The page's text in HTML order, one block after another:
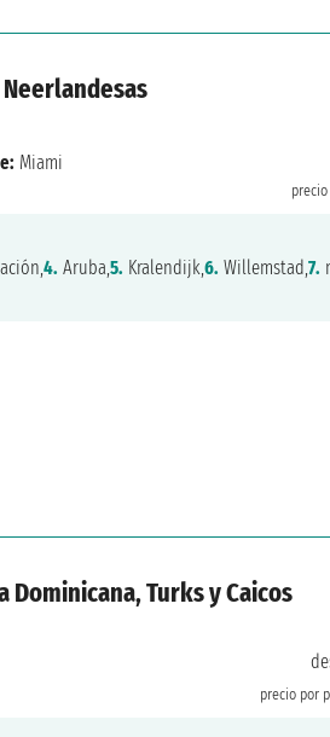
Miami
4. Aruba,5. Kralendijk,6. Willemstad,7.
Dominicana, Turks y Caicos
precio por